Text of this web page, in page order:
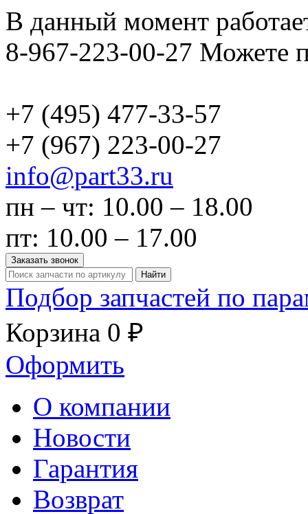
В данный момент
8-967-223-00-27 Можете
+7 (495) 477-33-57
+7 (967) 223-00-27
info@part33.ru
пн – чт: 10.00 – 18.00
пт: 10.00 – 17.00
Заказать звонок
Найти
Подбор запчастей по
Корзина 0 ₽
Оформить
О компании
Новости
Гарантия
Возврат